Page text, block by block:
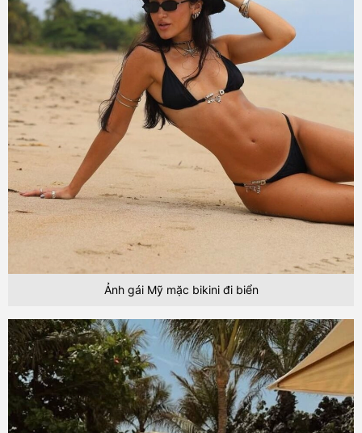
Ảnh gái Mỹ mặc bikini đi biển